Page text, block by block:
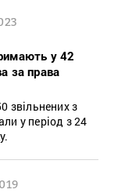
у 42
за права
звільнених з
у період з 24